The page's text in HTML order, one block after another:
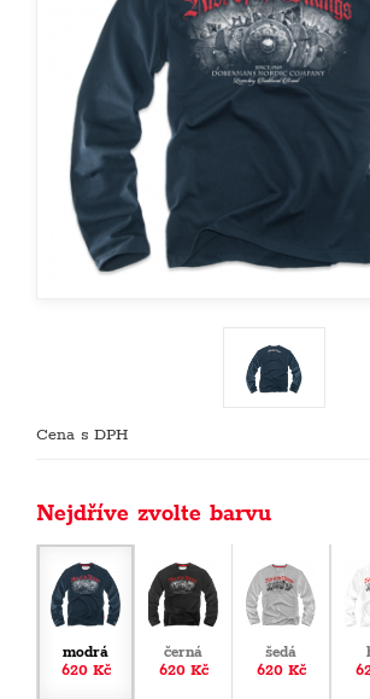
Cena s DPH
Nejdříve zvolte barvu
modrá
620 Kč
černá
620 Kč
šedá
620 Kč